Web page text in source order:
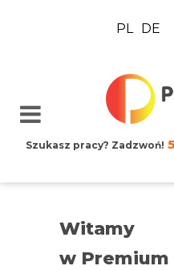
PL DE
Szukasz pracy? Zadzwoń!
Witamy
w Premium